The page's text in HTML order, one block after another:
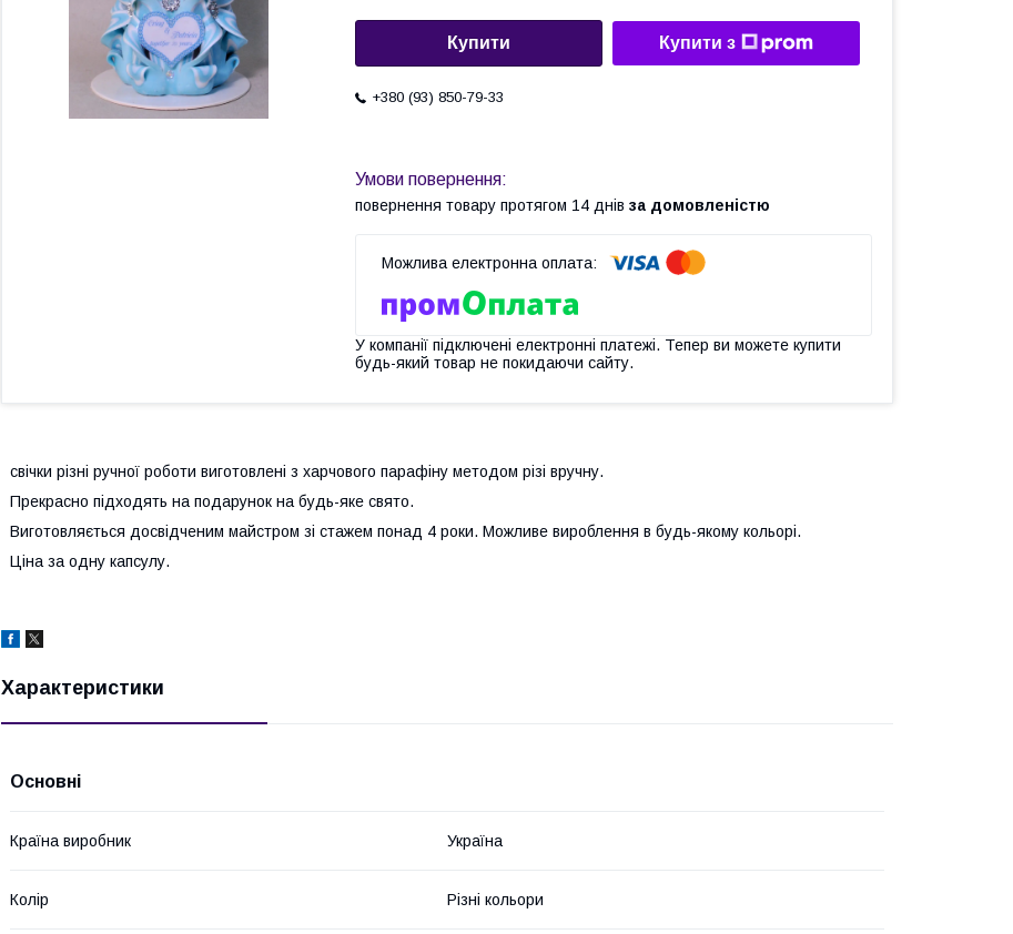
Купити Купити з
+380 (93) 850-79-33
повернення товару протягом 14 днів за домовленістю
У компанії підключені електронні платежі. Тепер ви можете купити
будь-який товар не покидаючи сайту.
свічки різні ручної роботи виготовлені з харчового парафіну методом різі вручну.
Прекрасно підходять на подарунок на будь-яке свято.
Виготовляється досвідченим майстром зі стажем понад 4 роки. Можливе вироблення в будь-якому кольорі.
Ціна за одну капсулу.
Характеристики
Основні
Країна виробник Україна
Колір Різні кольори